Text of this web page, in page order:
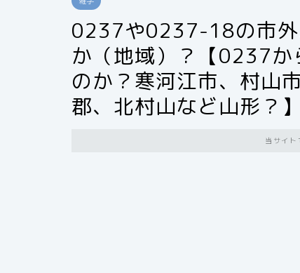
0237や0237-18の市
か（地域）？【0237か
のか？寒河江市、村山
郡、北村山など山形？】
当サイト